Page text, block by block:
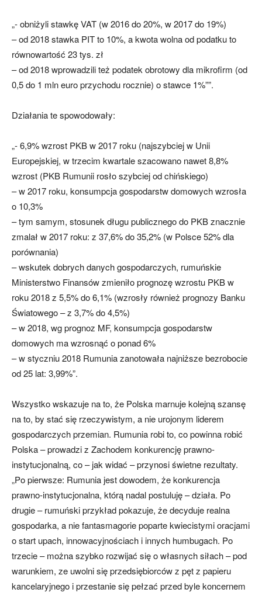
„- obniżyli stawkę VAT (w 2016 do 20%, w 2017 do 19%)
– od 2018 stawka PIT to 10%, a kwota wolna od podatku to
równowartość 23 tys. zł
– od 2018 wprowadzili też podatek obrotowy dla mikrofirm (od
0,5 do 1 mln euro przychodu rocznie) o stawce 1%””.
Działania te spowodowały:
„- 6,9% wzrost PKB w 2017 roku (najszybciej w Unii
Europejskiej, w trzecim kwartale szacowano nawet 8,8%
wzrost (PKB Rumunii rosło szybciej od chińskiego)
– w 2017 roku, konsumpcja gospodarstw domowych wzrosła
o 10,3%
– tym samym, stosunek długu publicznego do PKB znacznie
zmalał w 2017 roku: z 37,6% do 35,2% (w Polsce 52% dla
porównania)
– wskutek dobrych danych gospodarczych, rumuńskie
Ministerstwo Finansów zmieniło prognozę wzrostu PKB w
roku 2018 z 5,5% do 6,1% (wzrosły również prognozy Banku
Światowego – z 3,7% do 4,5%)
– w 2018, wg prognoz MF, konsumpcja gospodarstw
domowych ma wzrosnąć o ponad 6%
– w styczniu 2018 Rumunia zanotowała najniższe bezrobocie
od 25 lat: 3,99%”.
Wszystko wskazuje na to, że Polska marnuje kolejną szansę
na to, by stać się rzeczywistym, a nie urojonym liderem
gospodarczych przemian. Rumunia robi to, co powinna robić
Polska – prowadzi z Zachodem konkurencję prawno-
instytucjonalną, co – jak widać – przynosi świetne rezultaty.
„Po pierwsze: Rumunia jest dowodem, że konkurencja
prawno-instytucjonalna, którą nadal postuluję – działa. Po
drugie – rumuński przykład pokazuje, że decyduje realna
gospodarka, a nie fantasmagorie poparte kwiecistymi oracjami
o start upach, innowacyjnościach i innych humbugach. Po
trzecie – można szybko rozwijać się o własnych siłach – pod
warunkiem, ze uwolni się przedsiębiorców z pęt z papieru
kancelaryjnego i przestanie się pełzać przed byle koncernem